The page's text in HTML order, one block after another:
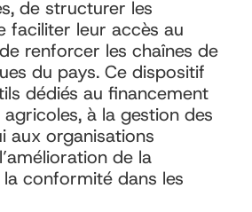
de structurer les
faciliter leur accès au
renforcer les chaînes de
du pays. Ce dispositif
dédiés au financement
à la gestion des
aux organisations
de la
conformité dans les